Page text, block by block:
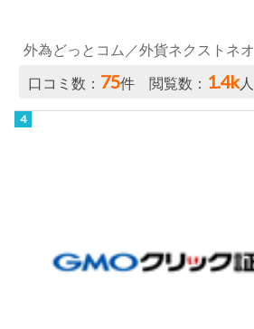
外為どっとコム／外貨ネクストネオ
口コミ数： 75件 閲覧数： 1.4k人